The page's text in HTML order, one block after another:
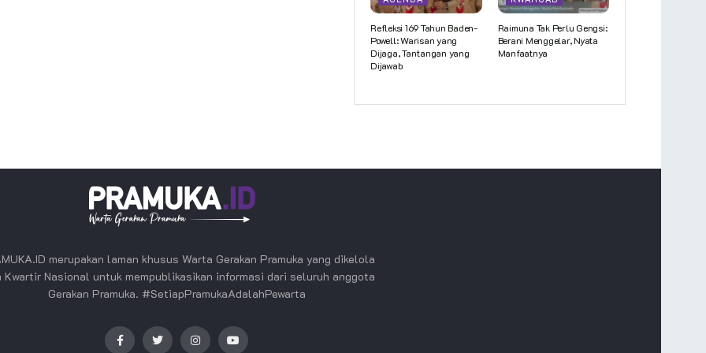
Refleksi 169 Tahun Baden-
Powell: Warisan yang
Dijaga, Tantangan yang
Dijawab
Raimuna Tak Perlu Gengsi:
Berani Menggelar, Nyata
Manfaatnya
merupakan laman khusus Warta Gerakan Pramuka yang dikelola
Kwartir Nasional untuk mempublikasikan informasi dari seluruh anggota
Gerakan Pramuka. #SetiapPramukaAdalahPewarta